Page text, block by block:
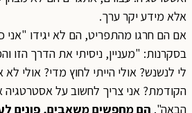
אלא מידע יקר ערך.
אם הם חרגו מהתפריט, הם לא יגידו "אני
בסקרנות: "מעניין, ניסיתי את הדרך הזו
לי לנשנש? אולי הייתי לחוץ מדי? אולי
הקודמת? אני צריך לחשוב על
הבאה". הם מחפשים משאבים, פונים